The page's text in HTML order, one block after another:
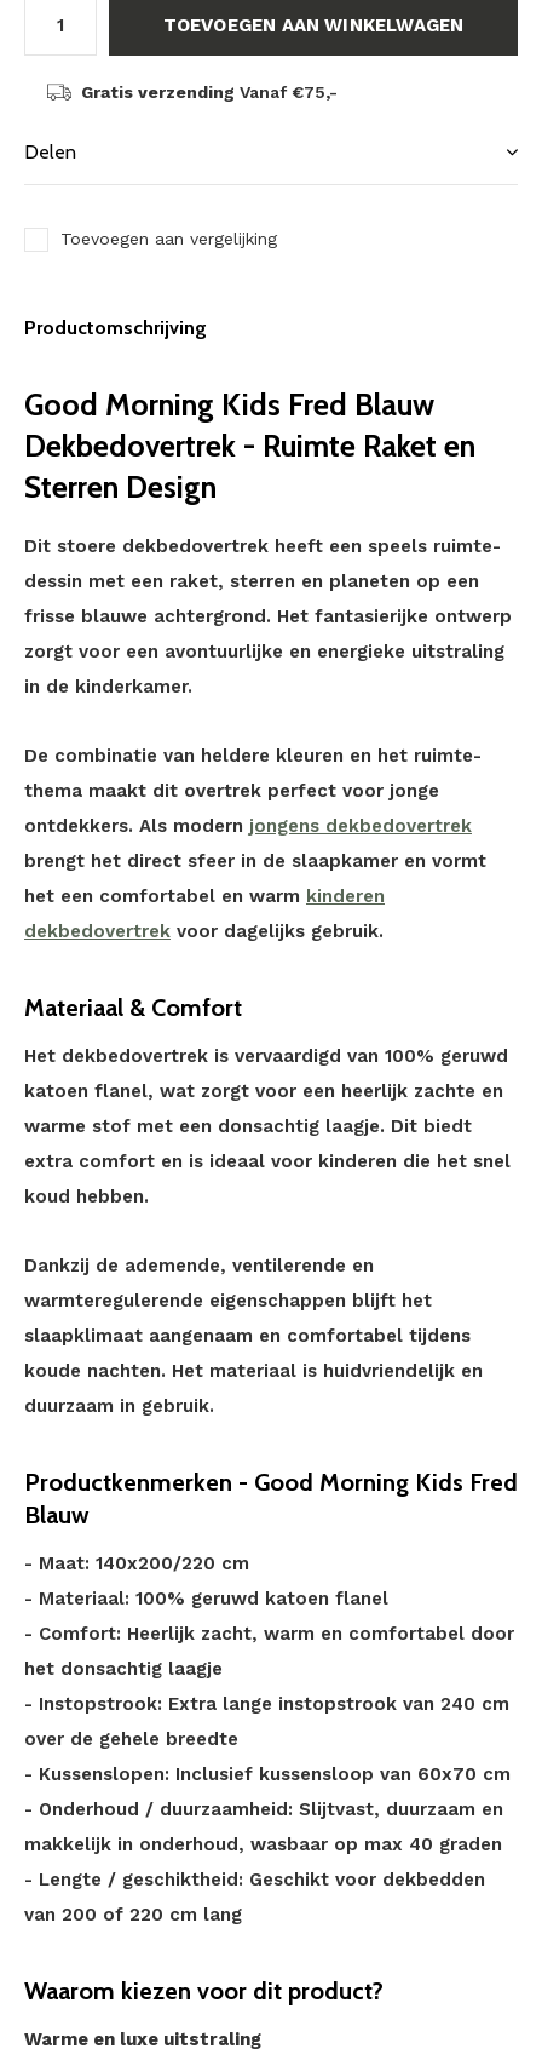
TOEVOEGEN AAN WINKELWAGEN
Gratis verzending Vanaf €75,-
Delen
Toevoegen aan vergelijking
Productomschrijving
Good Morning Kids Fred Blauw
Dekbedovertrek - Ruimte Raket en
Sterren Design
Dit stoere dekbedovertrek heeft een speels ruimte-
dessin met een raket, sterren en planeten op een
frisse blauwe achtergrond. Het fantasierijke ontwerp
zorgt voor een avontuurlijke en energieke uitstraling
in de kinderkamer.
De combinatie van heldere kleuren en het ruimte-
thema maakt dit overtrek perfect voor jonge
ontdekkers. Als modern jongens dekbedovertrek
brengt het direct sfeer in de slaapkamer en vormt
het een comfortabel en warm kinderen
dekbedovertrek voor dagelijks gebruik.
Materiaal & Comfort
Het dekbedovertrek is vervaardigd van 100% geruwd
katoen flanel, wat zorgt voor een heerlijk zachte en
warme stof met een donsachtig laagje. Dit biedt
extra comfort en is ideaal voor kinderen die het snel
koud hebben.
Dankzij de ademende, ventilerende en
warmteregulerende eigenschappen blijft het
slaapklimaat aangenaam en comfortabel tijdens
koude nachten. Het materiaal is huidvriendelijk en
duurzaam in gebruik.
Productkenmerken - Good Morning Kids Fred
Blauw
- Maat: 140x200/220 cm
- Materiaal: 100% geruwd katoen flanel
- Comfort: Heerlijk zacht, warm en comfortabel door
het donsachtig laagje
- Instopstrook: Extra lange instopstrook van 240 cm
over de gehele breedte
- Kussenslopen: Inclusief kussensloop van 60x70 cm
- Onderhoud / duurzaamheid: Slijtvast, duurzaam en
makkelijk in onderhoud, wasbaar op max 40 graden
- Lengte / geschiktheid: Geschikt voor dekbedden
van 200 of 220 cm lang
Waarom kiezen voor dit product?
Warme en luxe uitstraling